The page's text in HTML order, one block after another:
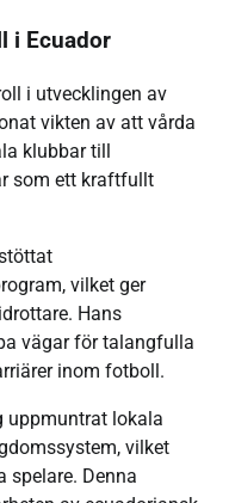
i Ecuador
i utvecklingen av
vikten av att vårda
klubbar till
som ett kraftfullt
vilket ger
Hans
vägar för talangfulla
inom fotboll.
uppmuntrat lokala
vilket
spelare. Denna